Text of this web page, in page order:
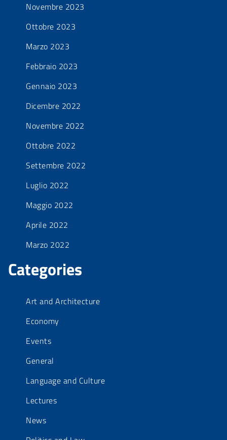
Novembre 2023
Ottobre 2023
Marzo 2023
Febbraio 2023
Gennaio 2023
Dicembre 2022
Novembre 2022
Ottobre 2022
Settembre 2022
Luglio 2022
Maggio 2022
Aprile 2022
Marzo 2022
Categories
Art and Architecture
Economy
Events
General
Language and Culture
Lectures
News